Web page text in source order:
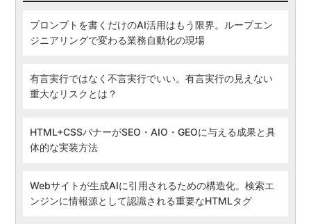
プロンプトを書くだけのAI活用はもう限界。ループエン
ジニアリングで変わる業務自動化の現場
有言実行ではなく不言実行でいい。有言実行の見えない
重大なリスクとは？
HTML+CSSバナーがSEO・AIO・GEOに与える成果と具
体的な実装方法
Webサイトが生成AIに引用されるための構造化。検索エ
ンジンに情報源として認識される重要なHTMLタグ